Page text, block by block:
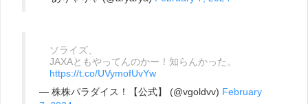
ソライズ、
JAXAともやってんのかー！知らんかった。
https://t.co/UVymofUvYw
— 株株パラダイス！【公式】 (@vgoldvv) February